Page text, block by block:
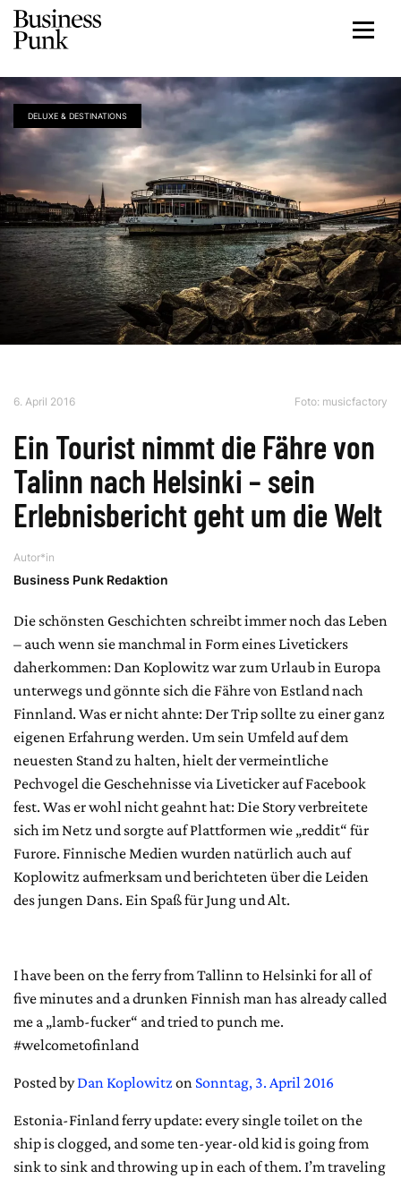
DELUXE & DESTINATIONS
6. April 2016 Foto: musicfactory
Ein Tourist nimmt die Fähre von
Talinn nach Helsinki – sein
Erlebnisbericht geht um die Welt
Autor*in
Business Punk Redaktion
Die schönsten Geschichten schreibt immer noch das Leben
– auch wenn sie manchmal in Form eines Livetickers
daherkommen: Dan Koplowitz war zum Urlaub in Europa
unterwegs und gönnte sich die Fähre von Estland nach
Finnland. Was er nicht ahnte: Der Trip sollte zu einer ganz
eigenen Erfahrung werden. Um sein Umfeld auf dem
neuesten Stand zu halten, hielt der vermeintliche
Pechvogel die Geschehnisse via Liveticker auf Facebook
fest. Was er wohl nicht geahnt hat: Die Story verbreitete
sich im Netz und sorgte auf Plattformen wie „reddit“ für
Furore. Finnische Medien wurden natürlich auch auf
Koplowitz aufmerksam und berichteten über die Leiden
des jungen Dans. Ein Spaß für Jung und Alt.
I have been on the ferry from Tallinn to Helsinki for all of
five minutes and a drunken Finnish man has already called
me a „lamb-fucker“ and tried to punch me.
#welcometofinland
Posted byDan Koplowitz on Sonntag, 3. April 2016
Estonia-Finland ferry update: every single toilet on the
ship is clogged, and some ten-year-old kid is going from
sink to sink and throwing up in each of them. I’m traveling